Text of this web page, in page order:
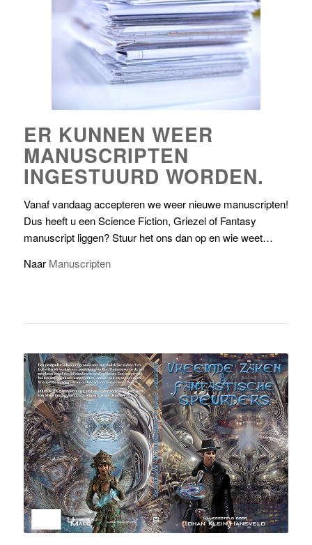
ER KUNNEN WEER
MANUSCRIPTEN
INGESTUURD WORDEN.
Vanaf vandaag accepteren we weer nieuwe manuscripten!
Dus heeft u een Science Fiction, Griezel of Fantasy
manuscript liggen? Stuur het ons dan op en wie weet…
Manuscripten